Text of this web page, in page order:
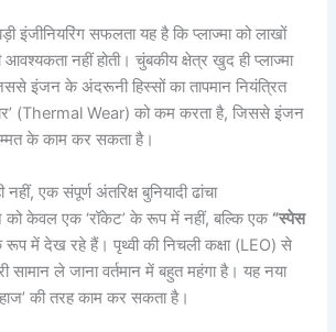
इंजीनियरिंग सफलता यह है कि प्लाज्मा को लाखों
नहीं होती। चुंबकीय क्षेत्र खुद ही प्लाज्मा
इंजन के अंदरूनी हिस्सों का तापमान नियंत्रित
(Thermal Wear) को कम करता है, जिससे इंजन
के काम कर सकता है।
एक संपूर्ण अंतरिक्ष बुनियादी ढांचा
को केवल एक ‘रॉकेट’ के रूप में नहीं, बल्कि एक “स्पेस
में देख रहे हैं। पृथ्वी की निचली कक्षा (LEO) से
सामान ले जाना वर्तमान में बहुत महंगा है। यह नया
की तरह काम कर सकता है।